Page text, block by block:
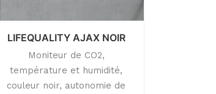
LIFEQUALITY AJAX NOIR
Moniteur de CO2,
température et humidité,
couleur noir, autonomie de